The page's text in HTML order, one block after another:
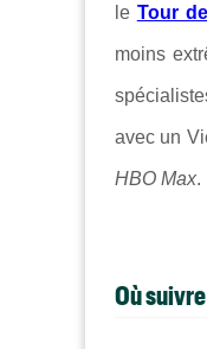
le Tour
moins
avec un
HBO Max.
Où